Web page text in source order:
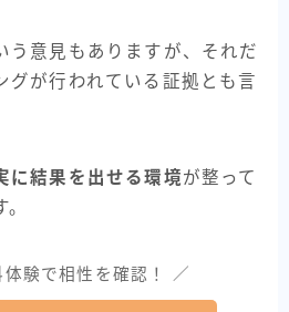
う意見もありますが、それだ
グが行われている証拠とも言
に結果を出せる環境が整って
験で相性を確認！ ／